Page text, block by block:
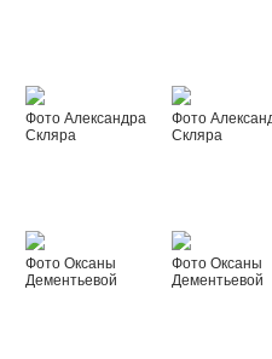
Фото Александра
Скляра
Фото
Скляра
Фото Оксаны
Дементьевой
Фото Оксаны
Дементьевой